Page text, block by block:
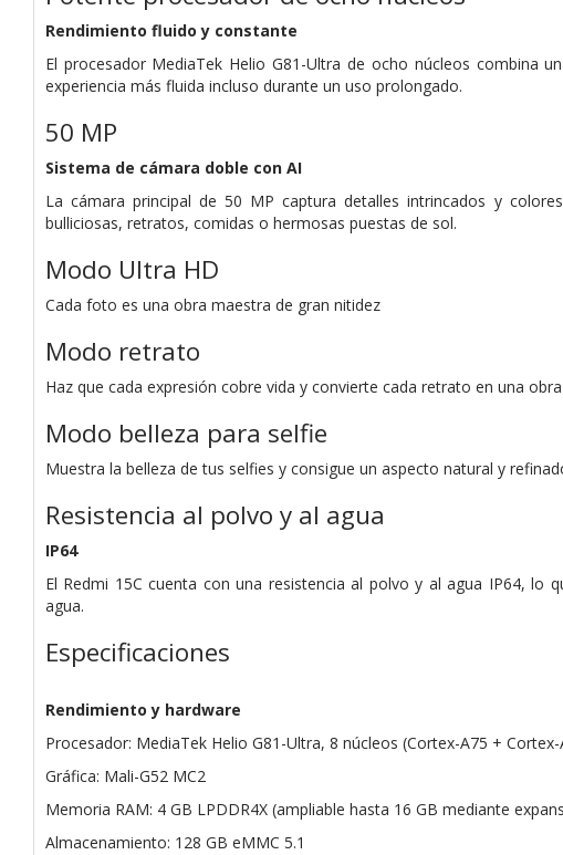
Rendimiento fluido y constante
El procesador MediaTek Helio G81-Ultra de ocho núcleos combina
experiencia más fluida incluso durante un uso prolongado.
50 MP
Sistema de cámara doble con AI
La cámara principal de 50 MP captura detalles intrincados y
bulliciosas, retratos, comidas o hermosas puestas de sol.
Modo Ultra HD
Cada foto es una obra maestra de gran nitidez
Modo retrato
Haz que cada expresión cobre vida y convierte cada retrato en una
Modo belleza para selfie
Muestra la belleza de tus selfies y consigue un aspecto natural y
Resistencia al polvo y al agua
IP64
El Redmi 15C cuenta con una resistencia al polvo y al agua IP64,
agua.
Especificaciones
Rendimiento y hardware
Procesador: MediaTek Helio G81-Ultra, 8 núcleos (Cortex-A75 +
Gráfica: Mali-G52 MC2
Memoria RAM: 4 GB LPDDR4X (ampliable hasta 16 GB mediante
Almacenamiento: 128 GB eMMC 5.1